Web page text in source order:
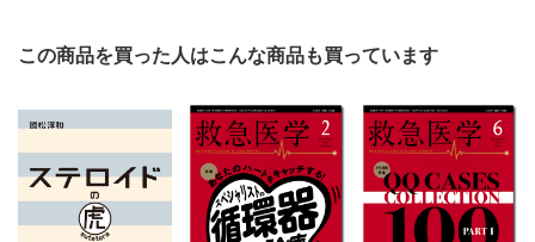
山口大学大学院医学系研究科救急医学／鶴田 良介
Acute Care Nutrition─代謝栄養の世界へようこそ！
国立病院機構大阪医療センター救命救急センター／小島 将
出張版Dr.’s Prime Academia
第36回 在宅医療の現場から ─在宅医療における緩和ケア，何
ができるのか？何を目指すのか？
この商品を買った人はこんな商品も買っています